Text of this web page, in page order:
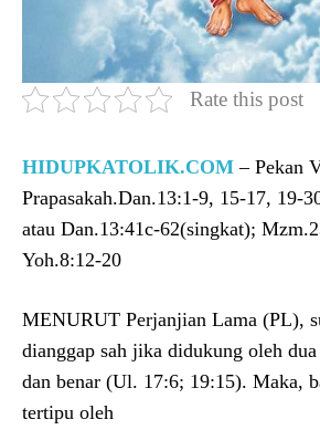
Rate this post
HIDUPKATOLIK.COM – Pekan
Prapasakah.Dan.13:1-9, 15-17, 19-
atau Dan.13:41c-62(singkat);
Yoh.8:12-20
MENURUT Perjanjian Lama (PL),
dianggap sah jika didukung oleh
dan benar (Ul. 17:6; 19:15). Maka,
tertipu oleh